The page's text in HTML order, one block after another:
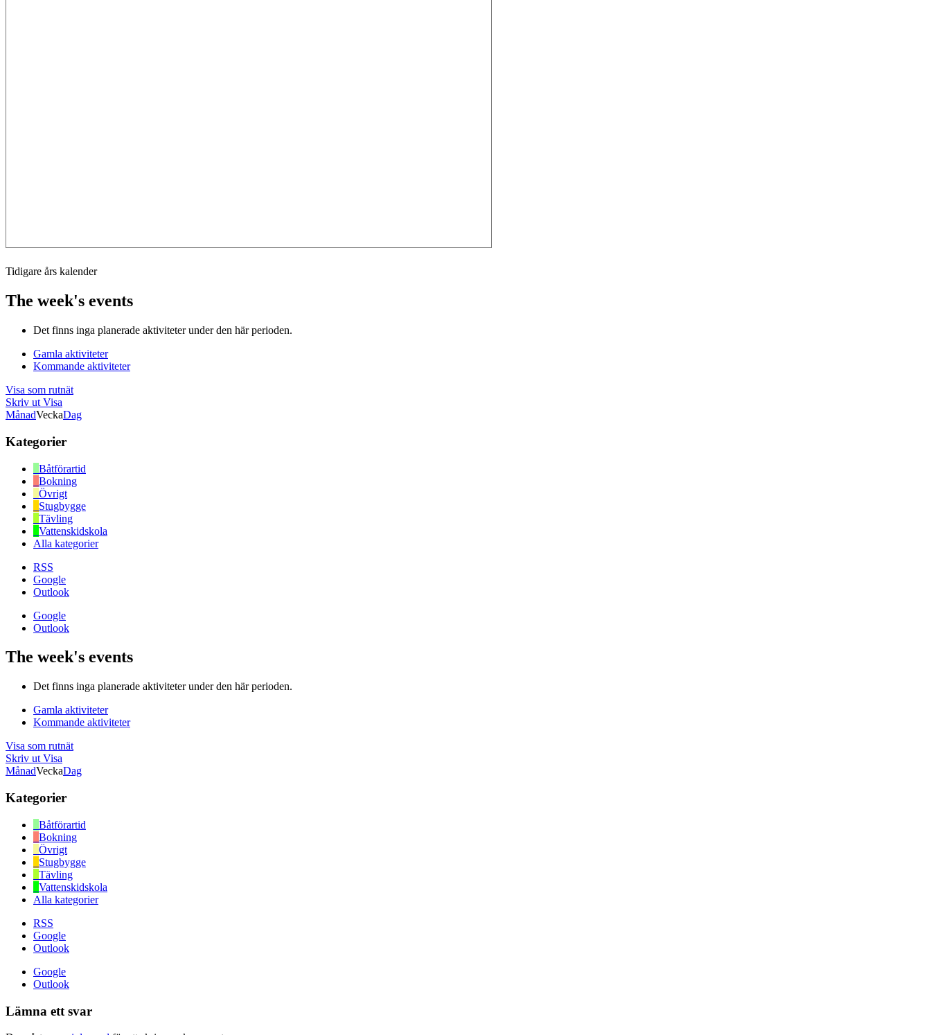
Tidigare års kalender
The week's events
Det finns inga planerade aktiviteter under den här perioden.
Gamla aktiviteter
Kommande aktiviteter
Visa som rutnät
Skriv ut Visa
MånadVeckaDag
Kategorier
Båtförartid
Bokning
Övrigt
Stugbygge
Tävling
Vattenskidskola
Alla kategorier
RSS
Google
Outlook
Google
Outlook
The week's events
Det finns inga planerade aktiviteter under den här perioden.
Gamla aktiviteter
Kommande aktiviteter
Visa som rutnät
Skriv ut Visa
MånadVeckaDag
Kategorier
Båtförartid
Bokning
Övrigt
Stugbygge
Tävling
Vattenskidskola
Alla kategorier
RSS
Google
Outlook
Google
Outlook
Lämna ett svar